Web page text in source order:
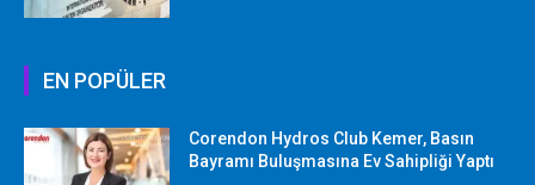
EN POPÜLER
Corendon Hydros Club Kemer, Basın
Bayramı Buluşmasına Ev Sahipliği Yaptı